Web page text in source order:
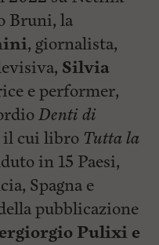
Bruni, la
, giornalista,
Silvia
e performer,
Denti di
il cui libro Tutta la
in 15 Paesi,
Spagna e
pubblicazione
Pulixi e